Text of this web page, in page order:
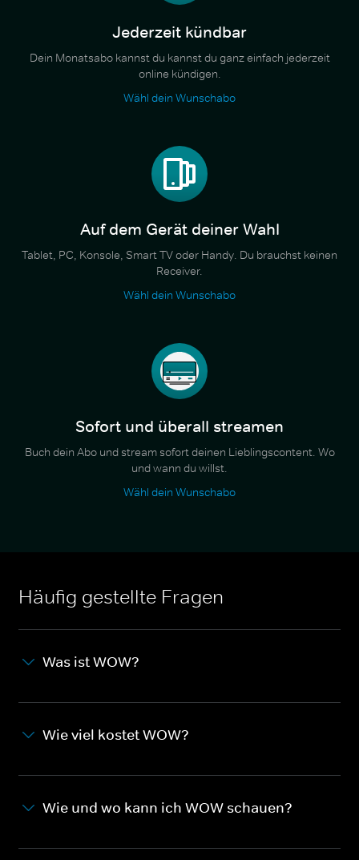
Jederzeit kündbar
Dein Monatsabo kannst du kannst du ganz einfach jederzeit
online kündigen.
Wähl dein Wunschabo
Auf dem Gerät deiner Wahl
Tablet, PC, Konsole, Smart TV oder Handy. Du brauchst keinen
Receiver.
Wähl dein Wunschabo
Sofort und überall streamen
Buch dein Abo und stream sofort deinen Lieblingscontent. Wo
und wann du willst.
Wähl dein Wunschabo
Häufig gestellte Fragen
Was ist WOW?
Wie viel kostet WOW?
Wie und wo kann ich WOW schauen?